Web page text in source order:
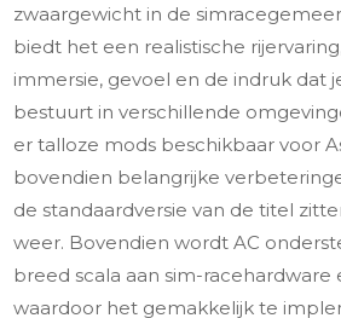
zwaargewicht in de
biedt het een realistische
immersie, gevoel en de indruk dat
bestuurt in verschillende
er talloze mods beschikbaar voor
bovendien belangrijke
de standaardversie van de titel
weer. Bovendien wordt AC
breed scala aan sim-racehardware
waardoor het gemakkelijk te